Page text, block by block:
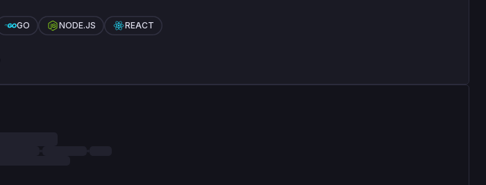
GO NODE.JS REACT